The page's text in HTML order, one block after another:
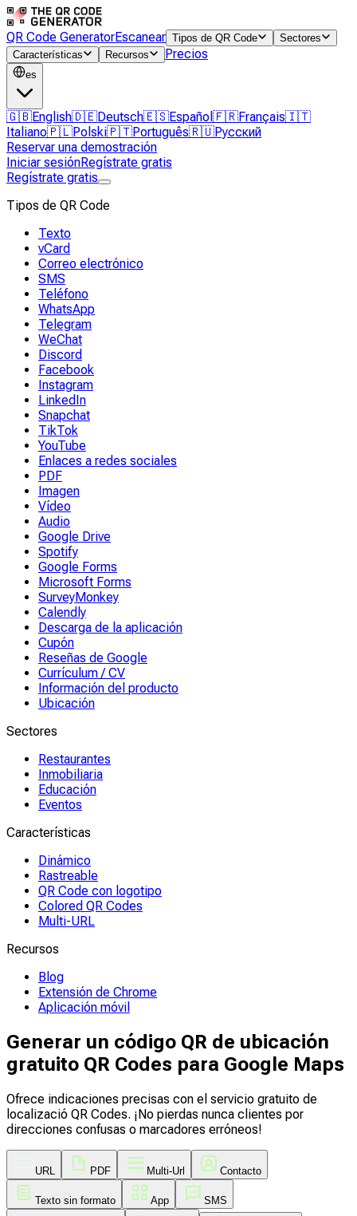
QR Code GeneratorEscanear Tipos de QR Code
Sectores
Características
Recursos Precios
es
🇬🇧English🇩🇪Deutsch🇪🇸Español 🇫🇷Français🇮🇹
Italiano🇵🇱Polski🇵🇹Português🇷🇺Русский
Reservar una demostración
Iniciar sesiónRegístrate gratis
Regístrate gratis
Tipos de QR Code
Texto
vCard
Correo electrónico
SMS
Teléfono
WhatsApp
Telegram
WeChat
Discord
Facebook
Instagram
LinkedIn
Snapchat
TikTok
YouTube
Enlaces a redes sociales
PDF
Imagen
Vídeo
Audio
Google Drive
Spotify
Google Forms
Microsoft Forms
SurveyMonkey
Calendly
Descarga de la aplicación
Cupón
Reseñas de Google
Currículum / CV
Información del producto
Ubicación
Sectores
Restaurantes
Inmobiliaria
Educación
Eventos
Características
Dinámico
Rastreable
QR Code con logotipo
Colored QR Codes
Multi-URL
Recursos
Blog
Extensión de Chrome
Aplicación móvil
Generar un código QR de ubicación
gratuito QR Codes para Google Maps
Ofrece indicaciones precisas con el servicio gratuito de
localizació QR Codes. ¡No pierdas nunca clientes por
direcciones confusas o marcadores erróneos!
URL PDF Multi-Url Contacto
Texto sin formato App SMS